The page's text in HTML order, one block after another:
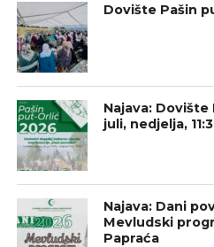
Dovište Pašin
Najava: Dovište
juli, nedjelja,
Najava: Dani
Mevludski
Papraća